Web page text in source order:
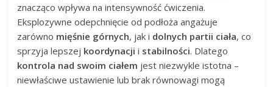
znacząco wpływa na intensywność ćwiczenia.
Eksplozywne odepchnięcie od podłoża angażuje
zarówno mięśnie górnych, jak i dolnych partii ciała, co
sprzyja lepszej koordynacji i stabilności. Dlatego
kontrola nad swoim ciałem jest niezwykle istotna –
niewłaściwe ustawienie lub brak równowagi mogą